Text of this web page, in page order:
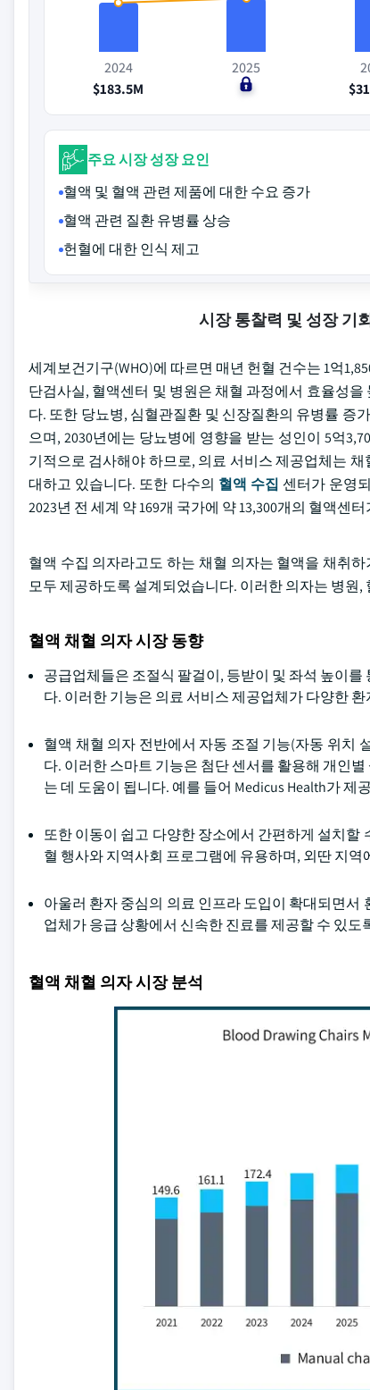
2024
$183.5M
2025
$0
주요 시장 성장 요인
혈액 및 혈액 관련 제품에 대한 수요 증가
혈액 관련 질환 유병률 상승
헌혈에 대한 인식 제고
시장 통찰력 및 성장 기
세계보건기구(WHO)에 따르면 매년 헌혈 건수는 1억
단검사실, 혈액센터 및 병원은 채혈 과정에서 효율성
다. 또한 당뇨병, 심혈관질환 및 신장질환의 유병률 증
으며, 2030년에는 당뇨병에 영향을 받는 성인이 5억
기적으로 검사해야 하므로, 의료 서비스 제공업체는
대하고 있습니다. 또한 다수의 혈액 수집 센터가 운영
2023년 전 세계 약 169개 국가에 약 13,300개의 혈액센
혈액 수집 의자라고도 하는 채혈 의자는 혈액을 채취
모두 제공하도록 설계되었습니다. 이러한 의자는 병원
혈액 채혈 의자 시장 동향
공급업체들은 조절식 팔걸이, 등받이 및 좌석 높이
다. 이러한 기능은 의료 서비스 제공업체가 다양한
혈액 채혈 의자 전반에서 자동 조절 기능(자동 위치
다. 이러한 스마트 기능은 첨단 센서를 활용해 개인
는 데 도움이 됩니다. 예를 들어 Medicus Health가
또한 이동이 쉽고 다양한 장소에서 간편하게 설치
혈 행사와 지역사회 프로그램에 유용하며, 외딴 지
아울러 환자 중심의 의료 인프라 도입이 확대되면
업체가 응급 상황에서 신속한 진료를 제공할 수 있도
혈액 채혈 의자 시장 분석